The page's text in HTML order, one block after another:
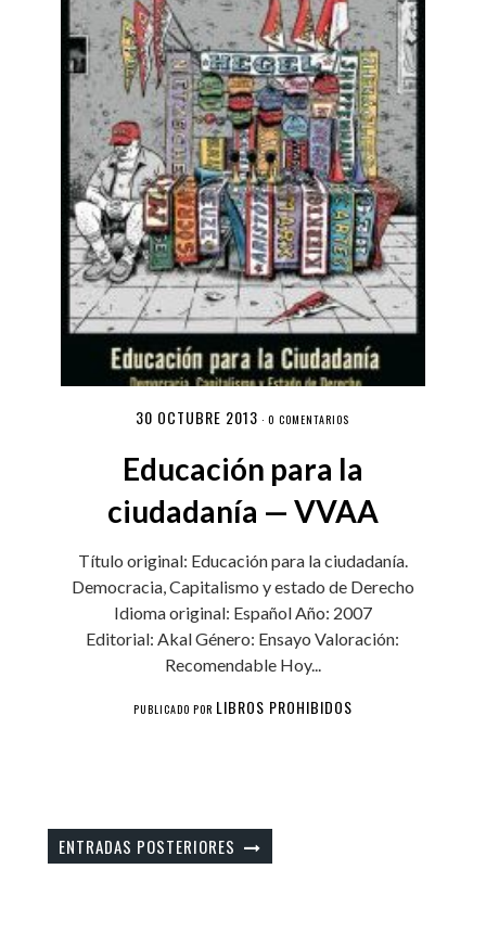
30 OCTUBRE 2013 ·0 COMENTARIOS
Educación para la
ciudadanía — VVAA
Título original: Educación para la ciudadanía.
Democracia, Capitalismo y estado de Derecho
Idioma original: Español Año: 2007
Editorial: Akal Género: Ensayo Valoración:
Recomendable Hoy...
PUBLICADO POR LIBROS PROHIBIDOS
ENTRADAS POSTERIORES